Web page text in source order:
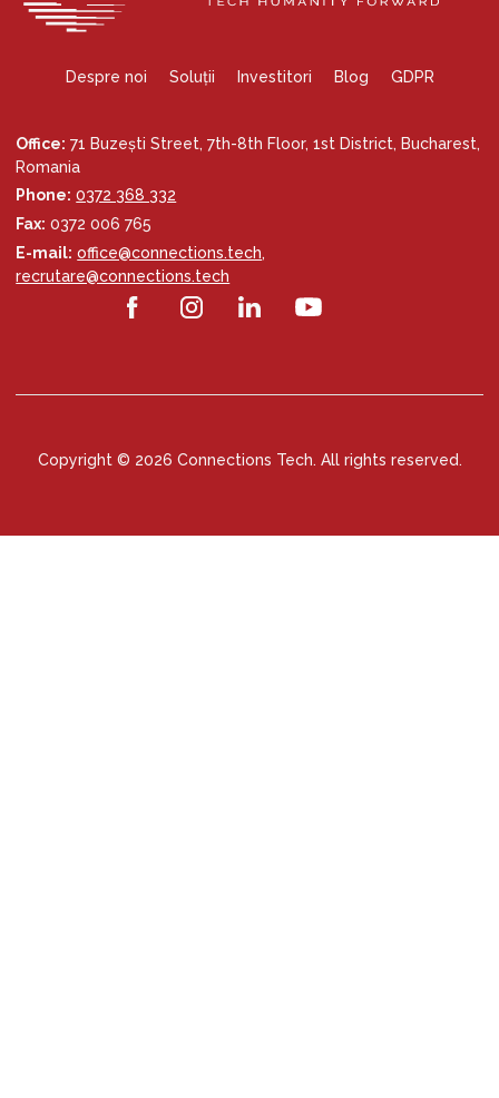
Despre noi Soluții Investitori Blog GDPR
Office: 71 Buzești Street, 7th-8th Floor, 1st District, Bucharest,
Romania
Phone: 0372 368 332
Fax: 0372 006 765
E-mail: office@connections.tech,
recrutare@connections.tech
Copyright © 2026 Connections Tech. All rights reserved.